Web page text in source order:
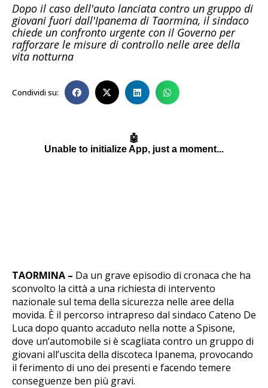
Dopo il caso dell'auto lanciata contro un gruppo di
giovani fuori dall'Ipanema di Taormina, il sindaco
chiede un confronto urgente con il Governo per
rafforzare le misure di controllo nelle aree della
vita notturna
Condividi su:
TAORMINA – Da un grave episodio di cronaca che ha
sconvolto la città a una richiesta di intervento
nazionale sul tema della sicurezza nelle aree della
movida. È il percorso intrapreso dal sindaco Cateno De
Luca dopo quanto accaduto nella notte a Spisone,
dove un’automobile si è scagliata contro un gruppo di
giovani all’uscita della discoteca Ipanema, provocando
il ferimento di uno dei presenti e facendo temere
conseguenze ben più gravi.